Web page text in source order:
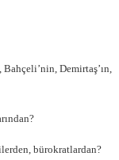
Bahçeli’nin, Demirtaş’ın,
bürokratlardan?